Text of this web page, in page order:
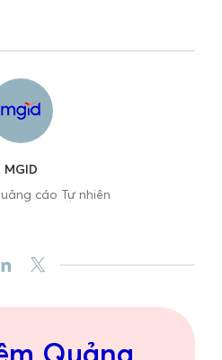
MGID
cáo Tự nhiên